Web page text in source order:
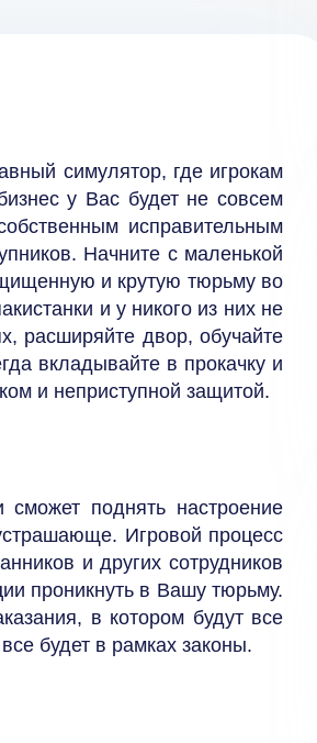
симулятор, где игрокам
у Вас будет не совсем
исправительным
Начните с маленькой
и крутую тюрьму во
и у никого из них не
расширяйте двор, обучайте
вкладывайте в прокачку и
и неприступной защитой.
поднять настроение
Игровой процесс
и других сотрудников
проникнуть в Вашу тюрьму.
в котором будут все
будет в рамках законы.